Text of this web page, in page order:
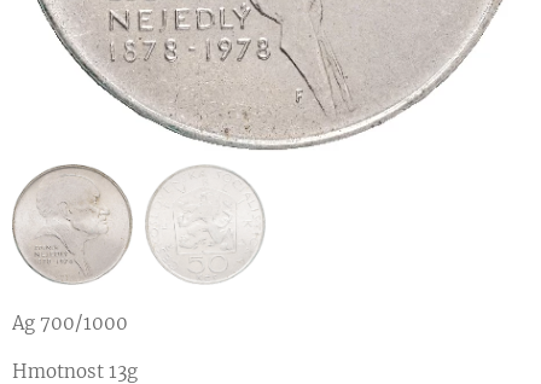
Ag 700/1000
Hmotnost 13g